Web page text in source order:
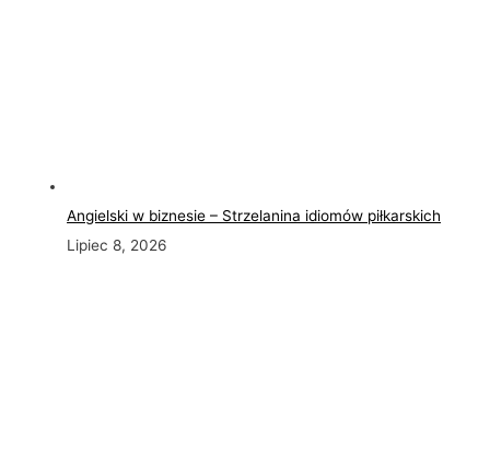
Angielski w biznesie – Strzelanina idiomów piłkarskich
Lipiec 8, 2026